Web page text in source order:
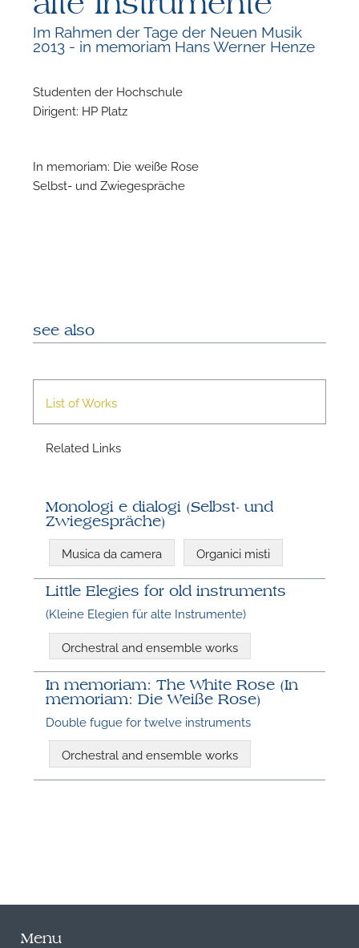
Im Rahmen der Tage der Neuen Musik
2013 - in memoriam Hans Werner Henze
Studenten der Hochschule
Dirigent: HP Platz
In memoriam: Die weiße Rose
Selbst- und Zwiegespräche
see also
List of Works
Related Links
Monologi e dialogi (Selbst- und
Zwiegespräche)
Musica da camera Organici misti
Little Elegies for old instruments
(Kleine Elegien für alte Instrumente)
Orchestral and ensemble works
In memoriam: The White Rose (In
memoriam: Die Weiße Rose)
Double fugue for twelve instruments
Orchestral and ensemble works
Menu